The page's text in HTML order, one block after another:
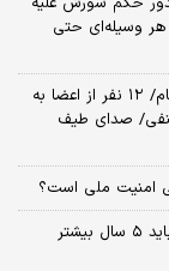
وسیله‌ای حتی
اظهارات جدید معاون پزشکیان درباره تصمیم‌گیری شعام/ ۱۲ نفر از اعضا به
صدای طیف
امنیت ملی است؟
جزئیات صدور احکام بازنشستگی اعلام شد/ این افراد باید ۵ سال بیشتر